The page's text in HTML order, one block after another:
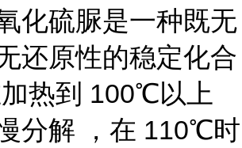
化硫脲是一种既无
还原性的稳定化合
热到 100℃以上
分解 ，在 110℃时